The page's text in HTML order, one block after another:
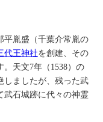
平胤盛（千葉介常胤の
代王神社を創建、その
天文7年（1538）の
しましたが、残った武
武石城跡に代々の神霊